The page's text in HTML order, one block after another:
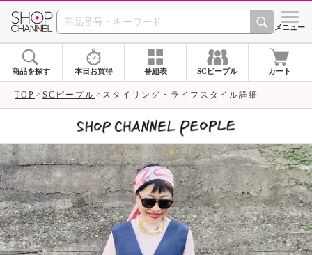
SHOP CHANNEL シメニュー
商品を探す 本日お買得 番組表 SCピープル カート
TOP SCピープル スタイリング・ライフスタイル詳細